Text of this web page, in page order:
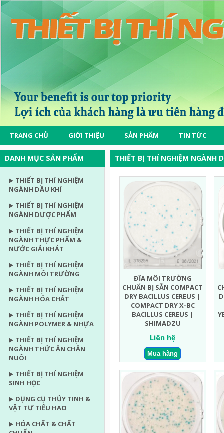
TRANG CHỦ GIỚI THIỆU SẢN PHẨM TIN TỨC
DANH MỤC SẢN PHẨM
THIẾT BỊ THÍ NGHIỆM
NGÀNH DẦU KHÍ
THIẾT BỊ THÍ NGHIỆM
NGÀNH DƯỢC PHẨM
THIẾT BỊ THÍ NGHIỆM
NGÀNH THỰC PHẨM &
NƯỚC GIẢI KHÁT
THIẾT BỊ THÍ NGHIỆM
NGÀNH MÔI TRƯỜNG
THIẾT BỊ THÍ NGHIỆM
NGÀNH HÓA CHẤT
THIẾT BỊ THÍ NGHIỆM
NGÀNH POLYMER & NHỰA
THIẾT BỊ THÍ NGHIỆM
NGÀNH THỨC ĂN CHĂN
NUÔI
THIẾT BỊ THÍ NGHIỆM
SINH HỌC
DỤNG CỤ THỦY TINH &
VẬT TƯ TIÊU HAO
HÓA CHẤT & CHẤT
THIẾT BỊ THÍ NGHIỆM NGÀNH
ĐĨA MÔI TRƯỜNG
CHUẨN BỊ SẴN COMPACT
DRY BACILLUS CEREUS |
COMPACT DRY X-BC
BACILLUS CEREUS |
SHIMADZU
Liên hệ